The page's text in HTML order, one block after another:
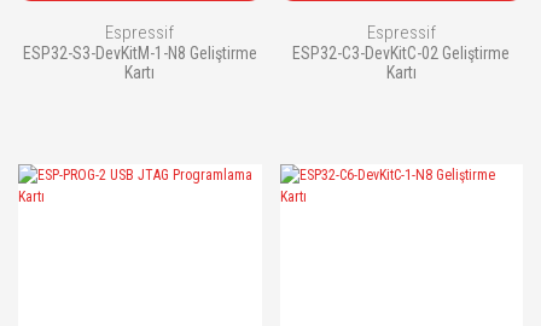
Espressif
ESP32-S3-DevKitM-1-N8 Geliştirme
Kartı
Espressif
ESP32-C3-DevKitC-02 Geliştirme
Kartı